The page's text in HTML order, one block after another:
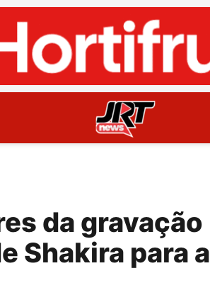
da gravação
Shakira para a